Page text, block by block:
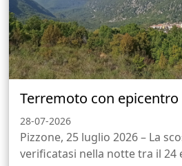
Terremoto con epicentro
28-07-2026
Pizzone, 25 luglio 2026 – La
verificatasi nella notte tra il 24